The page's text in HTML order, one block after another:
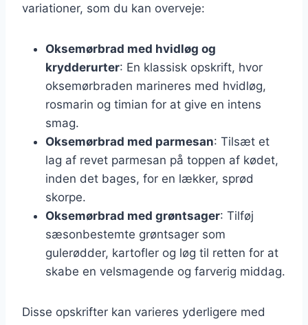
variationer, som du kan overveje:
Oksemørbrad med hvidløg og
krydderurter: En klassisk opskrift, hvor
oksemørbraden marineres med hvidløg,
rosmarin og timian for at give en intens
smag.
Oksemørbrad med parmesan: Tilsæt et
lag af revet parmesan på toppen af kødet,
inden det bages, for en lækker, sprød
skorpe.
Oksemørbrad med grøntsager: Tilføj
sæsonbestemte grøntsager som
gulerødder, kartofler og løg til retten for at
skabe en velsmagende og farverig middag.
Disse opskrifter kan varieres yderligere med